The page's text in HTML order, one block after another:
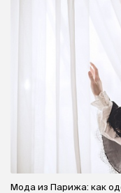
Мода из Парижа: как